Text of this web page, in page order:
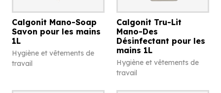
Calgonit Mano-Soap
Savon pour les mains
1L
Hygiène et vêtements de
travail
Calgonit Tru-Lit
Mano-Des
Désinfectant pour les
mains 1L
Hygiène et vêtements de
travail